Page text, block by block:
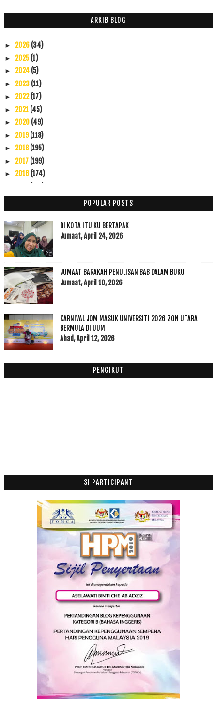
ARKIB BLOG
► 2026 (34)
► 2025 (1)
► 2024 (5)
► 2023 (11)
► 2022(17)
► 2021 (45)
► 2020 (49)
► 2019(118)
► 2018(195)
► 2017 (199)
► 2016 (174)
►Disember(60)
►November(49)
►Oktober(14)
▼September
(6)
Iklan, Copy Iklan dan Gender
Beg Dan Kad Kredit Saya dah dijumpai
Novel Suami Aku Ustaz Sudeh Diterima
Beg Kena Curi Kad Kredit Diguna
►Ogos(6)
►Julai(5)
►April(7)
►2011(63)
POPULAR POSTS
DI KOTA ITU KU BERTAPAK
Jumaat, April 24, 2026
JUMAAT BARAKAH PENULISAN BAB DALAM BUKU
Jumaat, April 10, 2026
KARNIVAL JOM MASUK UNIVERSITI 2026 ZON UTARA
BERMULA DI UUM
Ahad, April 12, 2026
PENGIKUT
SI PARTICIPANT